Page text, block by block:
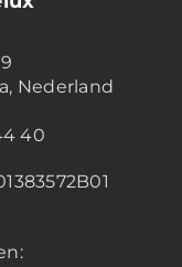
Nederland
40